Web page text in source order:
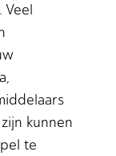
Veel
kunnen
te